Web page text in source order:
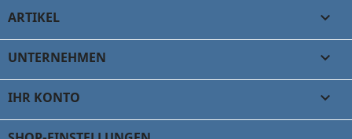
ARTIKEL 
UNTERNEHMEN 
IHR KONTO 